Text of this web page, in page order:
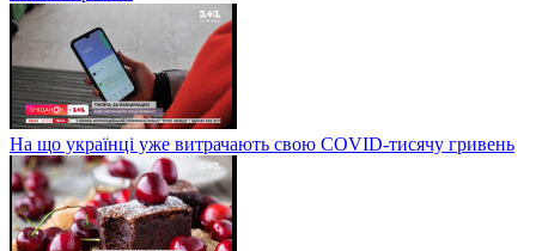
На що українці уже витрачають свою COVID-тисячу гривень